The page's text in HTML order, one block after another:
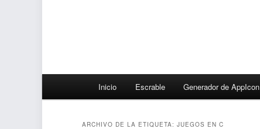
Inicio Escrable Generador de AppIcon
ARCHIVO DE LA ETIQUETA:JUEGOS EN C